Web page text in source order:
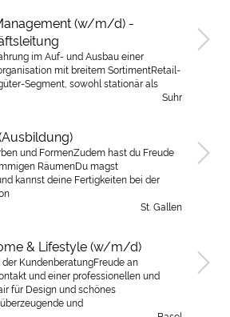
(w/m/d) -
im Auf- und Ausbau einer
mit breitem SortimentRetail-
Segment, sowohl stationär als
Suhr
und FormenZudem hast du Freude
RäumenDu magst
kannst deine Fertigkeiten bei der
St. Gallen
& Lifestyle (w/m/d)
KundenberatungFreude an
und einer professionellen und
für Design und schönes
und